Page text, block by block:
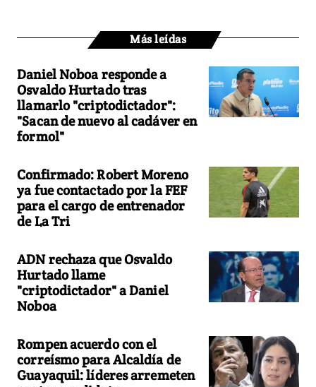
Más leídas
Daniel Noboa responde a
Osvaldo Hurtado tras
llamarlo "criptodictador":
"Sacan de nuevo al cadáver en
formol"
Confirmado: Robert Moreno
ya fue contactado por la FEF
para el cargo de entrenador
de La Tri
ADN rechaza que Osvaldo
Hurtado llame
"criptodictador" a Daniel
Noboa
Rompen acuerdo con el
correísmo para Alcaldía de
Guayaquil: líderes arremeten